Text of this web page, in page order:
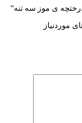
ی موز سه تنه”
موردنیاز